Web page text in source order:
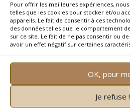
Pour offrir les meilleures expériences,
telles que les cookies pour stocker et/ou
appareils. Le fait de consentir à ces
des données telles que le comportement
sur ce site. Le fait de ne pas consentir ou
avoir un effet négatif sur certaines
OK, pour
Je refuse !
Notre Histoire
On parle de nous
Recrutement
Copyright © 2026 Muzard SARL